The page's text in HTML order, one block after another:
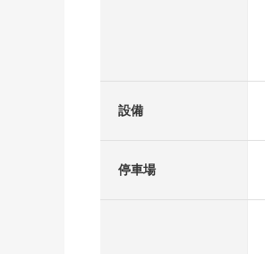
設備
停車場